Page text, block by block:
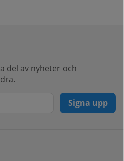
del av nyheter och
Signa upp